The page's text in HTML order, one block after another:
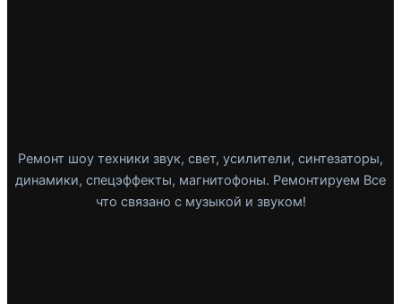
Ремонт шоу техники звук, свет, усилители, синтезаторы,
динамики, спецэффекты, магнитофоны. Ремонтируем Все
что связано с музыкой и звуком!